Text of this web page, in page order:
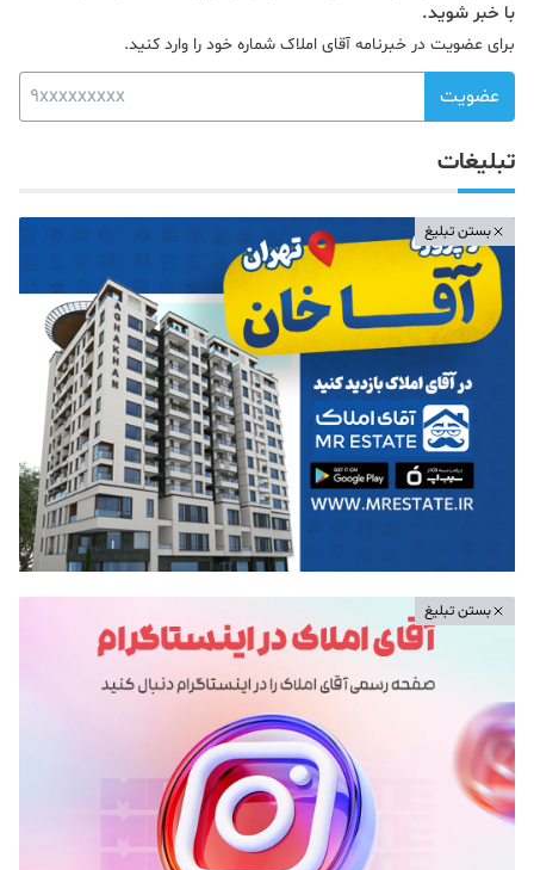
با خبر شوید.
برای عضویت در خبرنامه آقای املاک شماره خود را وارد کنید.
عضویت
تبلیغات
بستن تبلیغ
بستن تبلیغ